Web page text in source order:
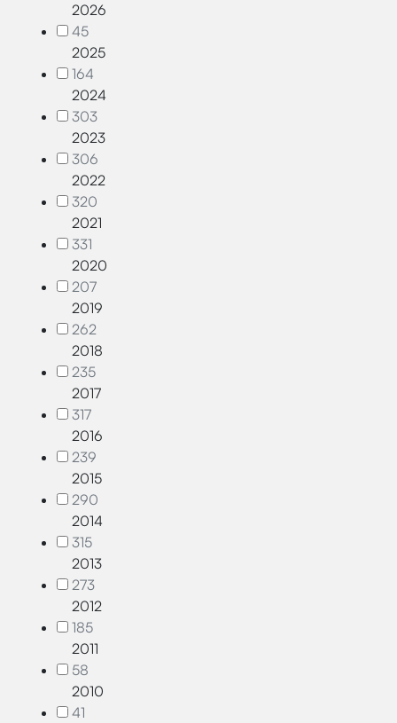
2026
45
2025
164
2024
303
2023
306
2022
320
2021
331
2020
207
2019
262
2018
235
2017
317
2016
239
2015
290
2014
315
2013
273
2012
185
2011
58
2010
41